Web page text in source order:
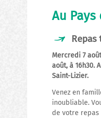
Au Pays
Repas
Mercredi 7
août, à 16h30.
Saint-Lizier.
Venez en
inoubliable.
de votre repas